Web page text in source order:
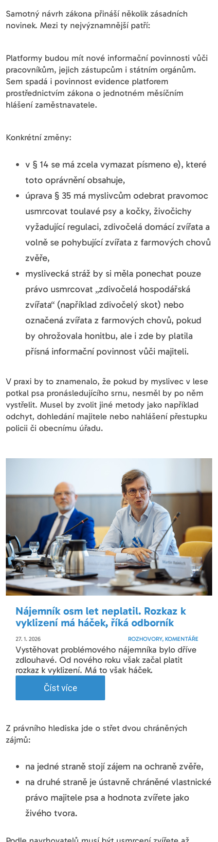
Samotný návrh zákona přináší několik zásadních
novinek. Mezi ty nejvýznamnější patří:
Platformy budou mít nové informační povinnosti vůči
pracovníkům, jejich zástupcům i státním orgánům.
Sem spadá i povinnost evidence platforem
prostřednictvím zákona o jednotném měsíčním
hlášení zaměstnavatele.
Konkrétní změny:
v § 14 se má zcela vymazat písmeno e), které
toto oprávnění obsahuje,
úprava § 35 má myslivcům odebrat pravomoc
usmrcovat toulavé psy a kočky, živočichy
vyžadující regulaci, zdivočelá domácí zvířata a
volně se pohybující zvířata z farmových chovů
zvěře,
myslivecká stráž by si měla ponechat pouze
právo usmrcovat „zdivočelá hospodářská
zvířata“ (například zdivočelý skot) nebo
označená zvířata z farmových chovů, pokud
by ohrožovala honitbu, ale i zde by platila
přísná informační povinnost vůči majiteli.
V praxi by to znamenalo, že pokud by myslivec v lese
potkal psa pronásledujícího srnu, nesměl by po něm
vystřelit. Musel by zvolit jiné metody jako například
odchyt, dohledání majitele nebo nahlášení přestupku
policii či obecnímu úřadu.
Nájemník osm let neplatil. Rozkaz k
vyklizení má háček, říká odborník
27. 1. 2026 ROZHOVORY, KOMENTÁŘE
Vystěhovat problémového nájemníka bylo dříve
zdlouhavé. Od nového roku však začal platit
rozkaz k vyklizení. Má to však háček.
Číst více
Z právního hlediska jde o střet dvou chráněných
zájmů:
na jedné straně stojí zájem na ochraně zvěře,
na druhé straně je ústavně chráněné vlastnické
právo majitele psa a hodnota zvířete jako
živého tvora.